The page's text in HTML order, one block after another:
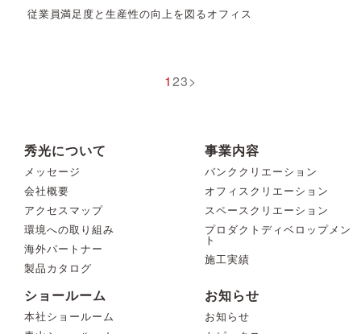
従業員満足度と生産性の向上を図るオフィス
123>
秀光について
メッセージ
会社概要
アクセスマップ
環境への取り組み
海外パートナー
製品カタログ
事業内容
バンククリエーション
オフィスクリエーション
スペースクリエーション
プロダクトディベロップメン
ト
施工実績
ショールーム
本社ショールーム
お知らせ
お知らせ